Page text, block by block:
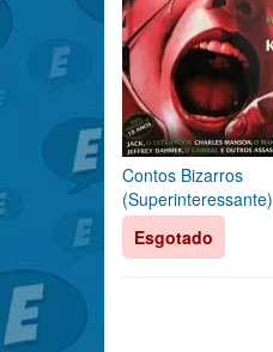
Contos Bizarros
(Superinteressante)
Esgotado